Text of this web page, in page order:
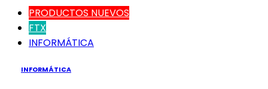
PRODUCTOS NUEVOS
FTX
INFORMÁTICA
INFORMÁTICA